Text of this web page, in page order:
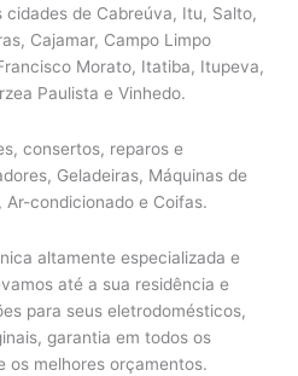
cidades de Cabreúva, Itu, Salto,
Cajamar, Campo Limpo
Morato, Itatiba, Itupeva,
Paulista e Vinhedo.
consertos, reparos e
Geladeiras, Máquinas de
condicionado e Coifas.
altamente especializada e
até a sua residência e
para seus eletrodomésticos,
garantia em todos os
os melhores orçamentos.